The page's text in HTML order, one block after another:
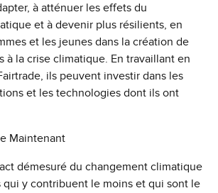
à atténuer les effets du
et à devenir plus résilients, en
et les jeunes dans la création de
à la crise climatique. En travaillant en
ils peuvent investir dans les
et les technologies dont ils ont
Maintenant
démesuré du changement climatique
qui y contribuent le moins et qui sont le